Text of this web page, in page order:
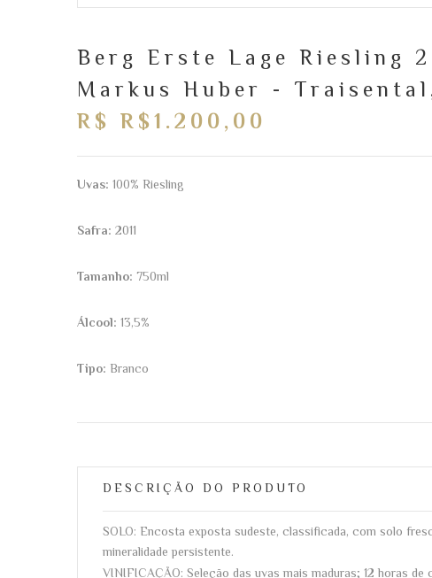
Berg Erste Lage Riesling
Markus Huber -
R$ R$1.200,00
Uvas: 100% Riesling
Safra: 2011
Tamanho: 750ml
Álcool: 13,5%
Tipo: Branco
DESCRIÇÃO DO PRODUTO
SOLO: Encosta exposta sudeste, classificada, com solo
mineralidade persistente.
VINIFICAÇÃO: Seleção das uvas mais maduras; 12 horas